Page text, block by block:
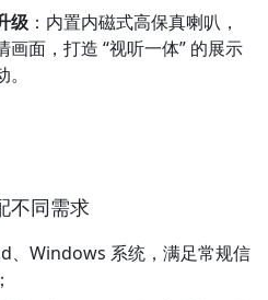
级 ：内置内磁式高保真喇叭，
面，打造 “视听一体” 的展示
不同需求
、Windows 系统，满足常规信